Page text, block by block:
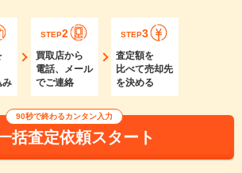
み
STEP2
買取店から
電話、メール
でご連絡
STEP3
査定額を
比べて売却先
を決める
90秒で終わるカンタン入力
括査定依頼スタート